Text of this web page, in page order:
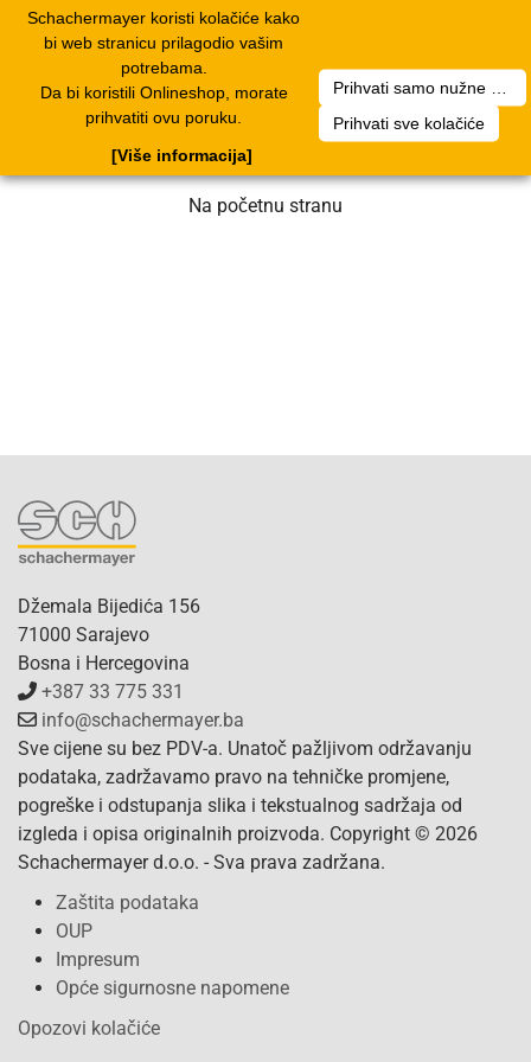
Schachermayer koristi kolačiće kako
bi web stranicu prilagodio vašim
potrebama.
Da bi koristili Onlineshop, morate
prihvatiti ovu poruku.
Prihvati sve kolačiće
[Više informacija]
Nažalost, došlo je do greške. Naš tim
radi na rješenju. Molimo za strpljenje.
Na početnu stranu
Džemala Bijedića 156
71000 Sarajevo
Bosna i Hercegovina
+387 33 775 331
info@schachermayer.ba
Sve cijene su bez PDV-a. Unatoč pažljivom održavanju
podataka, zadržavamo pravo na tehničke promjene,
pogreške i odstupanja slika i tekstualnog sadržaja od
izgleda i opisa originalnih proizvoda. Copyright © 2026
Schachermayer d.o.o. - Sva prava zadržana.
Zaštita podataka
OUP
Impresum
Opće sigurnosne napomene
Opozovi kolačiće